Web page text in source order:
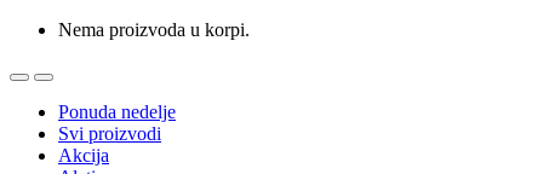
Nema proizvoda u korpi.
Ponuda nedelje
Svi proizvodi
Akcija